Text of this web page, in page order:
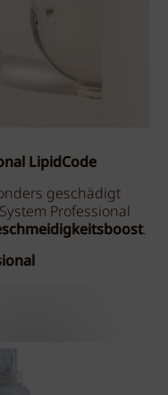
LipidCode
geschädigt
Professional
.